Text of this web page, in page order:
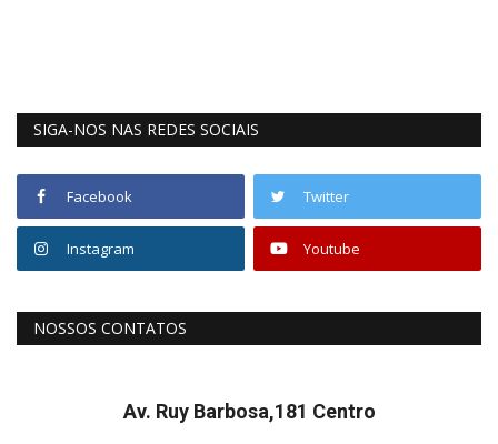
SIGA-NOS NAS REDES SOCIAIS
Facebook Twitter
Instagram Youtube
NOSSOS CONTATOS
Av. Ruy Barbosa,181 Centro